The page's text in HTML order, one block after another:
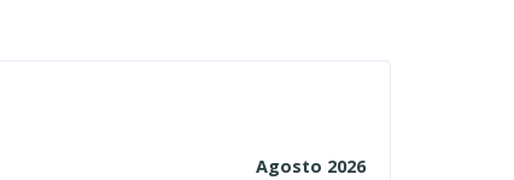
Agosto 2026